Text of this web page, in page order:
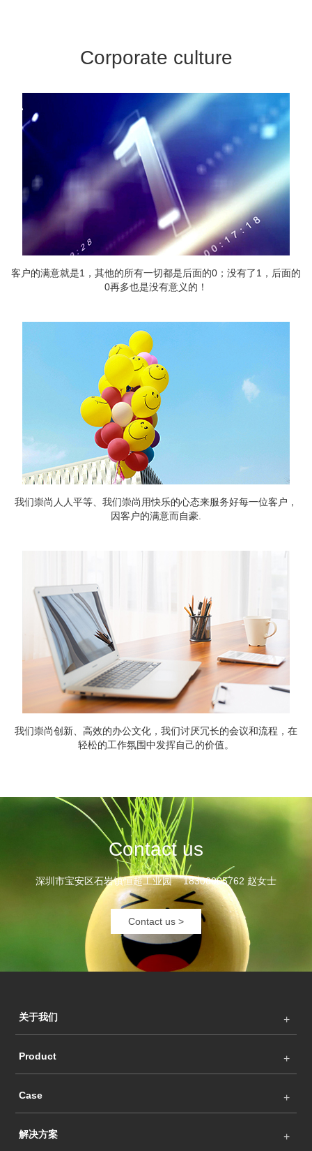
Corporate culture
客户的满意就是1，其他的所有一切都是后面的0；没有了1，后面的
0再多也是没有意义的！
我们崇尚人人平等、我们崇尚用快乐的心态来服务好每一位客户，
因客户的满意而自豪.
我们崇尚创新、高效的办公文化，我们讨厌冗长的会议和流程，在
轻松的工作氛围中发挥自己的价值。
Contact us
深圳市宝安区石岩镇恒超工业园 18300005762 赵女士
Contact us >
关于我们
Product
Case
解决方案